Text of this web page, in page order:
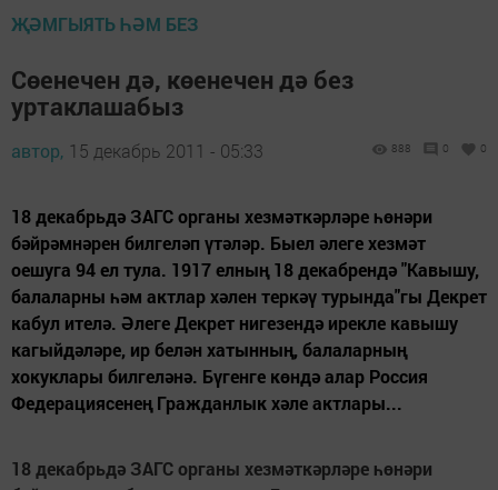
ҖӘМГЫЯТЬ ҺӘМ БЕЗ
Сөенечен дә, көенечен дә без
уртаклашабыз
автор, 15 декабрь 2011 - 05:33 888 0 0
18 декабрьдә ЗАГС органы хезмәткәрләре һөнәри
бәйрәмнәрен билгеләп үтәләр. Быел әлеге хезмәт
оешуга 94 ел тула. 1917 елның 18 декабрендә "Кавышу,
балаларны һәм актлар хәлен теркәү турында"гы Декрет
кабул ителә. Әлеге Декрет нигезендә ирекле кавышу
кагыйдәләре, ир белән хатынның, балаларның
хокуклары билгеләнә. Бүгенге көндә алар Россия
Федерациясенең Гражданлык хәле актлары...
18 декабрьдә ЗАГС органы хезмәткәрләре һөнәри